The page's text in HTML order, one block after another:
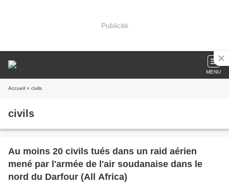
Publicité
MENU
Accueil » civils
civils
Au moins 20 civils tués dans un raid aérien
mené par l'armée de l'air soudanaise dans le
nord du Darfour (All Africa)